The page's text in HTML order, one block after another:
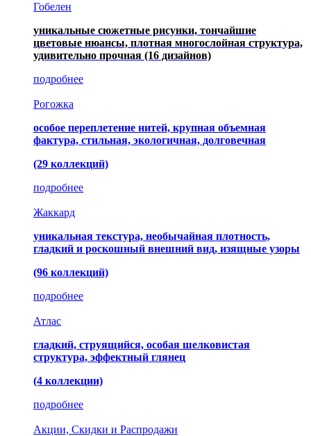
Гобелен
уникальные сюжетные рисунки, тончайшие
цветовые нюансы, плотная многослойная структура,
удивительно прочная (16 дизайнов)
подробнее
Рогожка
особое переплетение нитей, крупная объемная
фактура, стильная, экологичная, долговечная
(29 коллекций)
подробнее
Жаккард
уникальная текстура, необычайная плотность,
гладкий и роскошный внешний вид, изящные узоры
(96 коллекций)
подробнее
Атлас
гладкий, струящийся, особая шелковистая
структура, эффектный глянец
(4 коллекции)
подробнее
Акции, Скидки и Распродажи